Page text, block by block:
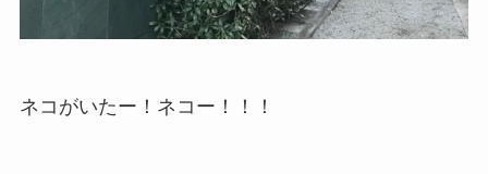
ネコがいたー！ネコー！！！